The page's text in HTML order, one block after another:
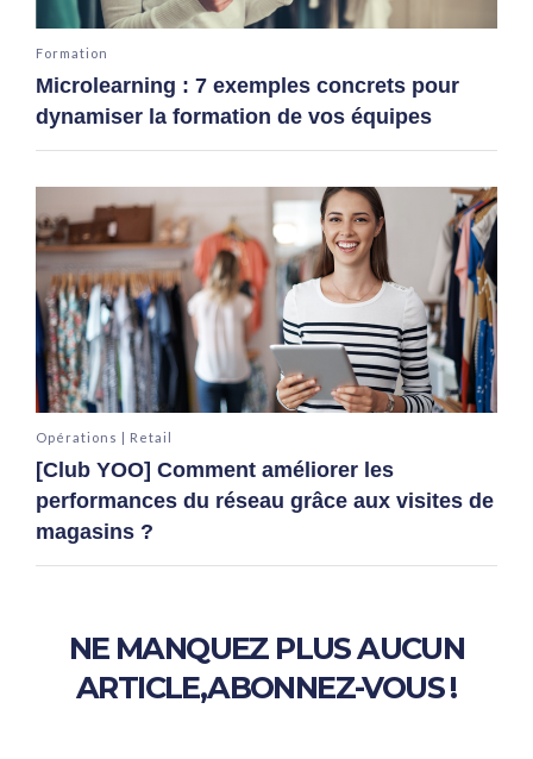
Formation
Microlearning : 7 exemples concrets pour
dynamiser la formation de vos équipes
Opérations | Retail
[Club YOO] Comment améliorer les
performances du réseau grâce aux visites de
magasins ?
NE MANQUEZ PLUS AUCUN
ARTICLE,ABONNEZ-VOUS !